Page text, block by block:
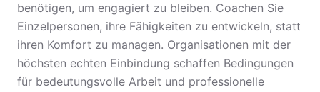
benötigen, um engagiert zu bleiben. Coachen Sie
Einzelpersonen, ihre Fähigkeiten zu entwickeln, statt
ihren Komfort zu managen. Organisationen mit der
höchsten echten Einbindung schaffen Bedingungen
für bedeutungsvolle Arbeit und professionelle